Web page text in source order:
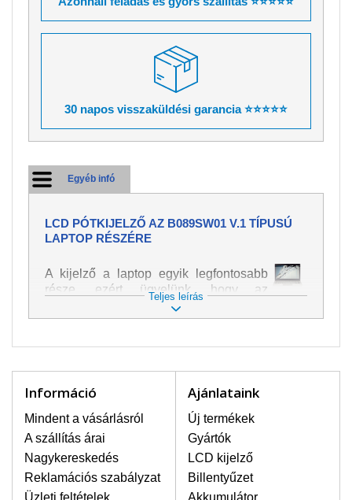
30 napos visszaküldési garancia ⭐⭐⭐⭐⭐
Egyéb infó
LCD PÓTKIJELZŐ AZ B089SW01 V.1 TÍPUSÚ
LAPTOP RÉSZÉRE
A kijelző a laptop egyik legfontosabb
része, ezért ügyelünk, hogy az
pótalkatrész a legjobb minőségű
legyen. A kép és szöveg különféle
laptoppal legnagyobb óvatossággal
bekövetkezett sérülések közé a
mechanikai sérüléseket lehet besorolni,
mint pl. széttört vagy megrepedt kijelző.
Továbbá még a függőleges csíkozást,
kijelző sötétségét, villogását vagy
egyenetlen fényességét.
Teljes leírás
Információ
Mindent a vásárlásról
A szállítás árai
Nagykereskedés
Reklamációs szabályzat
Üzleti feltételek
Ajánlataink
Új termékek
Gyártók
LCD kijelző
Billentyűzet
Akkumulátor